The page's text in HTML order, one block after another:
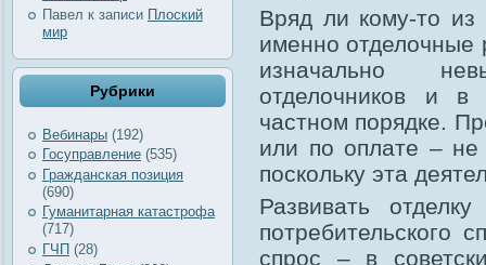
Павел к записи Плоский
мир
Рубрики
Вебинары (192)
Госуправление (535)
Гражданская позиция
(690)
Гуманитарная катастрофа
(717)
ГЧП (28)
Вряд ли кому-то из
именно отделочные
изначально
отделочников и
частном порядке.
или по оплате –
поскольку эта
Развивать
потребительского
спрос – в